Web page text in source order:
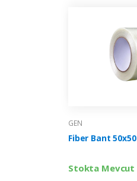
GEN
Fiber Bant 50x50
Stokta Mevcut